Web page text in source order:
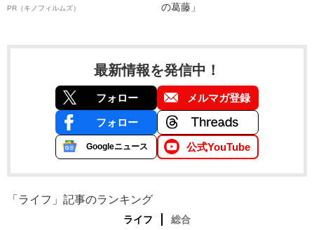
PR（キノフィルムズ）
の葛藤」
最新情報を発信中！
フォロー メルマガ登録
フォロー
Googleニュース 公式YouTube
「ライフ」記事のランキング
ライフ 総合